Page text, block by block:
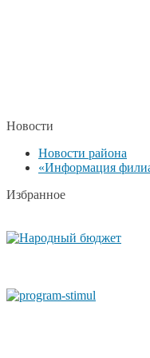
Новости
Новости района
«Информация
Избранное